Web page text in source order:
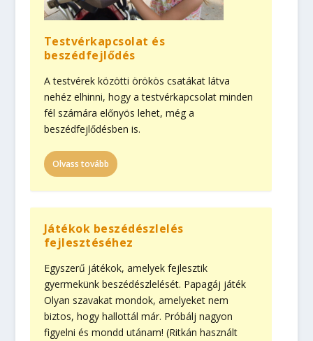
Testvérkapcsolat és
beszédfejlődés
A testvérek közötti örökös csatákat látva
nehéz elhinni, hogy a testvérkapcsolat minden
fél számára előnyös lehet, még a
beszédfejlődésben is.
Olvass tovább
Játékok beszédészlelés
fejlesztéséhez
Egyszerű játékok, amelyek fejlesztik
gyermekünk beszédészlelését. Papagáj játék
Olyan szavakat mondok, amelyeket nem
biztos, hogy hallottál már. Próbálj nagyon
figyelni és mondd utánam! (Ritkán használt